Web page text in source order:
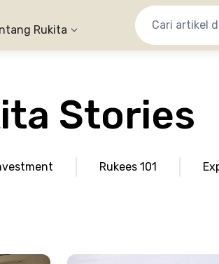
Rukita
Stories
Rukees 101